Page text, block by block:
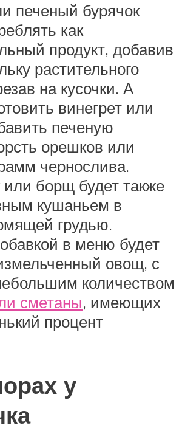
печеный бурячок
как
продукт, добавив
растительного
на кусочки. А
винегрет или
печеную
орешков или
чернослива.
или борщ будет также
кушаньем в
грудью.
в меню будет
овощ, с
количеством
сметаны, имеющих
процент
у